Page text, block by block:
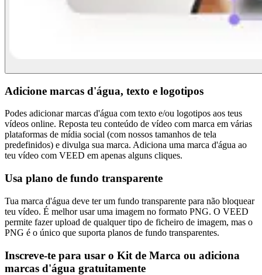
Adicione marcas d'água, texto e logotipos
Podes adicionar marcas d'água com texto e/ou logotipos aos teus
vídeos online. Reposta teu conteúdo de vídeo com marca em várias
plataformas de mídia social (com nossos tamanhos de tela
predefinidos) e divulga sua marca. Adiciona uma marca d'água ao
teu vídeo com VEED em apenas alguns cliques.
Usa plano de fundo transparente
Tua marca d'água deve ter um fundo transparente para não bloquear
teu vídeo. É melhor usar uma imagem no formato PNG. O VEED
permite fazer upload de qualquer tipo de ficheiro de imagem, mas o
PNG é o único que suporta planos de fundo transparentes.
Inscreve-te para usar o Kit de Marca ou adiciona
marcas d'água gratuitamente